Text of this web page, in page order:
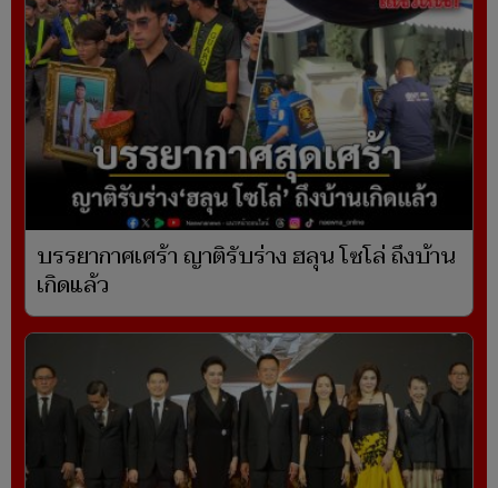
บรรยากาศเศร้า ญาติรับร่าง ฮลุน โซโล่ ถึงบ้าน
เกิดแล้ว